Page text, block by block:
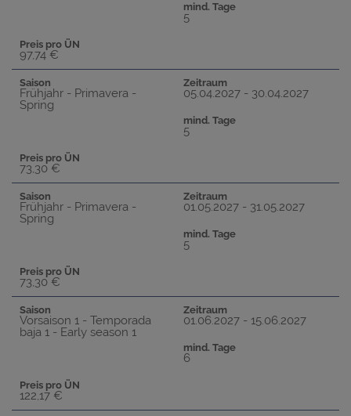
mind. Tage
5
Preis pro ÜN
97,74 €
Saison
Frühjahr - Primavera -
Spring
Zeitraum
05.04.2027 - 30.04.2027
mind. Tage
5
Preis pro ÜN
73,30 €
Saison
Frühjahr - Primavera -
Spring
Zeitraum
01.05.2027 - 31.05.2027
mind. Tage
5
Preis pro ÜN
73,30 €
Saison
Vorsaison 1 - Temporada
baja 1 - Early season 1
Zeitraum
01.06.2027 - 15.06.2027
mind. Tage
6
Preis pro ÜN
122,17 €